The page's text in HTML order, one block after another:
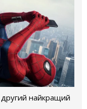
найкращий